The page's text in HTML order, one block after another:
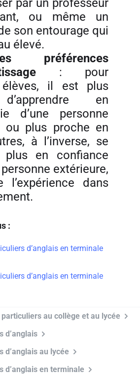
par un professeur
ou même un
son entourage qui
élevé.
préférences
: pour
il est plus
en
d’une personne
ou plus proche en
à l’inverse, se
plus en confiance
extérieure,
dans
:
d’anglais en terminale
d’anglais en terminale
particuliers au collège et au lycée
d’anglais
d’anglais au lycée
d’anglais en terminale